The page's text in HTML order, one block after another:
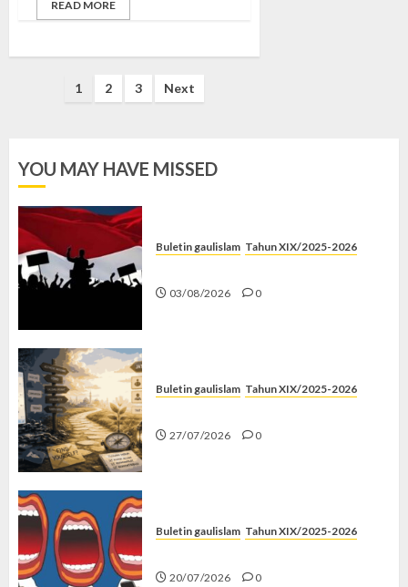
READ MORE
1 2 3 Next
YOU MAY HAVE MISSED
Buletin gaulislam Tahun XIX/2025-2026
03/08/2026 0
Buletin gaulislam Tahun XIX/2025-2026
27/07/2026 0
Buletin gaulislam Tahun XIX/2025-2026
20/07/2026 0